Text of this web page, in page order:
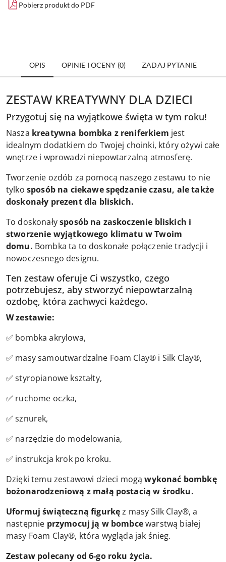
Pobierz produkt do PDF
OPIS OPINIE I OCENY (0) ZADAJ PYTANIE
ZESTAW KREATYWNY DLA DZIECI
Przygotuj się na wyjątkowe święta w tym roku!
Nasza kreatywna bombka z reniferkiem jest
idealnym dodatkiem do Twojej choinki, który ożywi całe
wnętrze i wprowadzi niepowtarzalną atmosferę.
Tworzenie ozdób za pomocą naszego zestawu to nie
tylko sposób na ciekawe spędzanie czasu, ale także
doskonały prezent dla bliskich.
To doskonałysposób na zaskoczenie bliskich i
stworzenie wyjątkowego klimatu w Twoim
domu. Bombka ta to doskonałe połączenie tradycji i
nowoczesnego designu.
Ten zestaw oferuje Ci wszystko, czego
potrzebujesz, aby stworzyć niepowtarzalną
ozdobę, która zachwyci każdego.
W zestawie:
✅ bombka akrylowa,
✅ masy samoutwardzalne Foam Clay® i Silk Clay®,
✅ styropianowe kształty,
✅ ruchome oczka,
✅ sznurek,
✅ narzędzie do modelowania,
✅ instrukcja krok po kroku.
Dzięki temu zestawowi dzieci mogąwykonać bombkę
bożonarodzeniową z małą postacią w środku.
Uformuj świąteczną figurkęz masy Silk Clay®, a
następnie przymocuj ją w bombcewarstwą białej
masy Foam Clay®, która wygląda jak śnieg.
Zestaw polecany od 6-go roku życia.